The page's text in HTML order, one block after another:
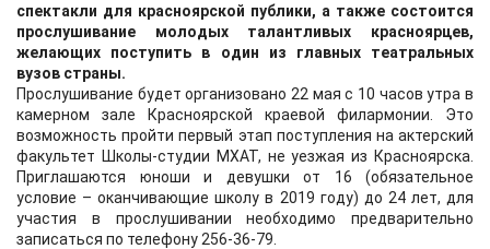
спектакли для красноярской публики, а также состоится
прослушивание молодых талантливых красноярцев,
желающих поступить в один из главных театральных
вузов страны.
Прослушивание будет организовано 22 мая с 10 часов утра в
камерном зале Красноярской краевой филармонии. Это
возможность пройти первый этап поступления на актерский
факультет Школы-студии МХАТ, не уезжая из Красноярска.
Приглашаются юноши и девушки от 16 (обязательное
условие – оканчивающие школу в 2019 году) до 24 лет, для
участия в прослушивании необходимо предварительно
записаться по телефону 256-36-79.